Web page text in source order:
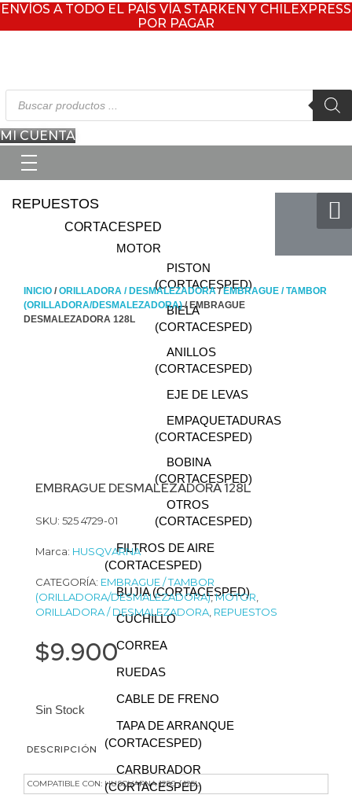
ENVÍOS A TODO EL PAÍS VÍA STARKEN Y CHILEXPRESS
POR PAGAR
Búsqueda
de
productos
MI CUENTA
REPUESTOS
CORTACESPED
MOTOR
PISTON
(CORTACESPED)
BIELA
(CORTACESPED)
ANILLOS
(CORTACESPED)
EJE DE LEVAS
EMPAQUETADURAS
(CORTACESPED)
BOBINA
(CORTACESPED)
OTROS
(CORTACESPED)
FILTROS DE AIRE
(CORTACESPED)
BUJIA (CORTACESPED)
CUCHILLO
CORREA
RUEDAS
CABLE DE FRENO
TAPA DE ARRANQUE
(CORTACESPED)
CARBURADOR
(CORTACESPED)
INICIO / ORILLADORA / DESMALEZADORA/EMBRAGUE / TAMBOR
(ORILLADORA/DESMALEZADORA)/ EMBRAGUE
DESMALEZADORA 128L
EMBRAGUE DESMALEZADORA 128L
SKU: 525 4729-01
Marca: HUSQVARNA
CATEGORÍA: EMBRAGUE / TAMBOR
(ORILLADORA/DESMALEZADORA),MOTOR,
ORILLADORA / DESMALEZADORA, REPUESTOS
$9.900
Sin Stock
DESCRIPCIÓN
COMPATIBLE CON: HUSQVARNA 125C / 125L